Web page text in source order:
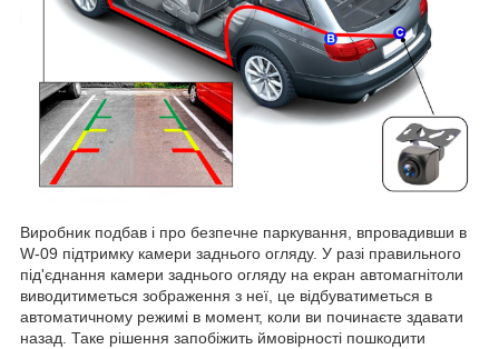
Виробник подбав і про безпечне паркування, впровадивши в
W-09 підтримку камери заднього огляду. У разі правильного
під'єднання камери заднього огляду на екран автомагнітоли
виводитиметься зображення з неї, це відбуватиметься в
автоматичному режимі в момент, коли ви починаєте здавати
назад. Таке рішення запобіжить ймовірності пошкодити